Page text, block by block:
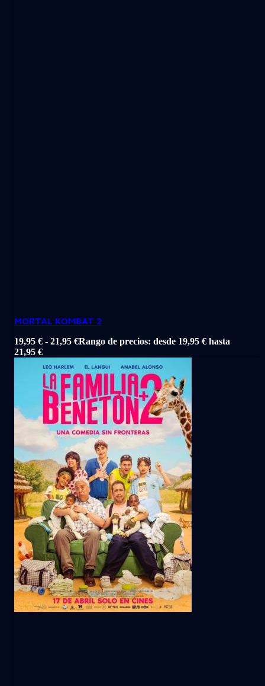
MORTAL KOMBAT 2
19,95 € - 21,95 €Rango de precios: desde 19,95 € hasta
21,95 €